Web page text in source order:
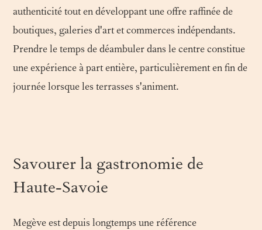
authenticité tout en développant une offre raffinée de
boutiques, galeries d'art et commerces indépendants.
Prendre le temps de déambuler dans le centre constitue
une expérience à part entière, particulièrement en fin de
journée lorsque les terrasses s'animent.
Savourer la gastronomie de
Haute-Savoie
Megève est depuis longtemps une référence